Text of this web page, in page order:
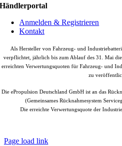
Händlerportal
Anmelden & Registrieren
Kontakt
Als Hersteller von Fahrzeug- und
verpflichtet, jährlich bis zum Ablauf des 31. Mai
erreichten Verwertungsquoten für Fahrzeug- und
zu
Die ePropulsion Deutschland GmbH ist an das
(Gemeinsames Rücknahmesystem
Die erreichte Verwertungsquote der
Page load link